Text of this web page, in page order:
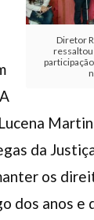
Diretor
ressaltou
da
os
dos anos e